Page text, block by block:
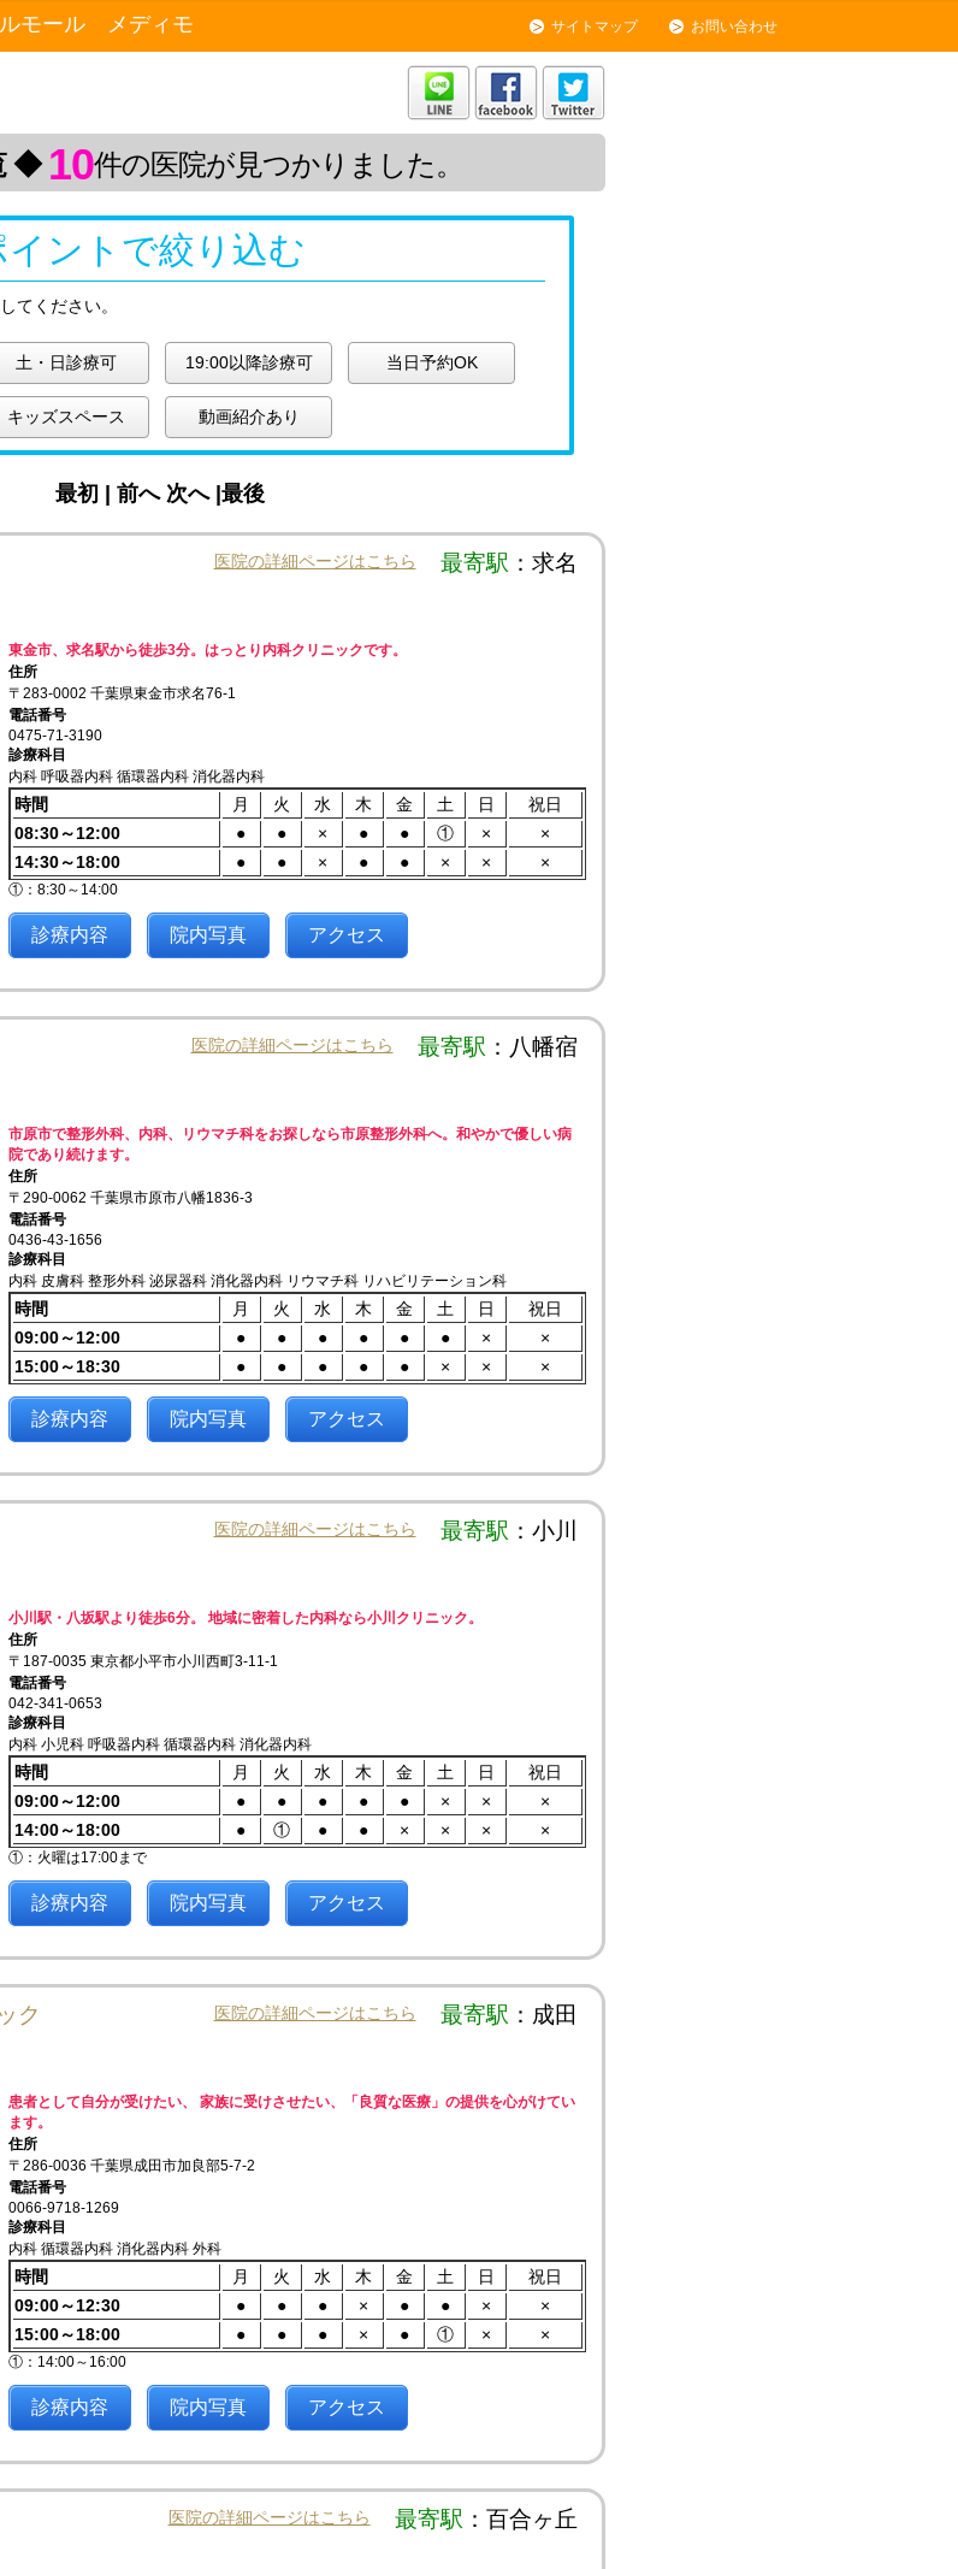
ルモール メディモ サイトマップ お問い合わせ
◆ 10件の医院が見つかりました。
ントで絞り込む
てください。
土・日診療可 19:00以降診療可 当日予約OK
キッズスペース 動画紹介あり
最初 | 前へ 次へ|最後
最寄駅 ：求名
医院の詳細ページはこちら
東金市、求名駅から徒歩3分。はっとり内科クリニックです。
住所
〒283-0002 千葉県東金市求名76-1
電話番号
0475-71-3190
診療科目
内科 呼吸器内科 循環器内科 消化器内科
時間 月 火 水 木 金 土 日
祝日
08:30～12:00
● ● × ● ● ① ×
×
14:30～18:00
● ● × ● ● × × ×
①：8:30～14:00
診療内容 院内写真 アクセス
最寄駅 ：八幡宿
医院の詳細ページはこちら
市原市で整形外科、内科、リウマチ科をお探しなら市原整形外科へ。和やかで優しい病
院であり続けます。
住所
〒290-0062 千葉県市原市八幡1836-3
電話番号
0436-43-1656
診療科目
内科 皮膚科 整形外科 泌尿器科 消化器内科 リウマチ科 リハビリテーション科
時間 月 火 水 木 金 土 日
祝日
09:00～12:00
● ● ● ● ● ● ×
×
15:00～18:30
● ● ● ● ● × × ×
診療内容 院内写真 アクセス
最寄駅 ：小川
医院の詳細ページはこちら
小川駅・八坂駅より徒歩6分。 地域に密着した内科なら小川クリニック。
住所
〒187-0035 東京都小平市小川西町3-11-1
電話番号
042-341-0653
診療科目
内科 小児科 呼吸器内科 循環器内科 消化器内科
時間 月 火 水 木 金 土 日
祝日
09:00～12:00
● ● ● ● ● × ×
×
14:00～18:00
● ① ● ● × × × ×
①：火曜は17:00まで
診療内容 院内写真 アクセス
ク 最寄駅 ：成田
医院の詳細ページはこちら
患者として自分が受けたい、 家族に受けさせたい、「良質な医療」の提供を心がけてい
ます。
住所
〒286-0036 千葉県成田市加良部5-7-2
電話番号
0066-9718-1269
診療科目
内科 循環器内科 消化器内科 外科
時間 月 火 水 木 金 土 日
祝日
09:00～12:30
● ● ● × ● ● ×
×
15:00～18:00
● ● ● × ● ① × ×
①：14:00～16:00
診療内容 院内写真 アクセス
最寄駅 ：百合ヶ丘
医院の詳細ページはこちら